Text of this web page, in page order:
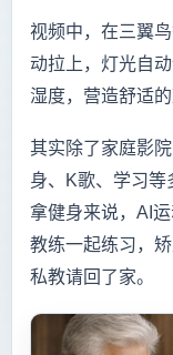
视频中，在三翼
动拉上，灯光自
湿度，营造舒适的
其实除了家庭影
身、K歌、学习等
拿健身来说，AI
教练一起练习，
私教请回了家。